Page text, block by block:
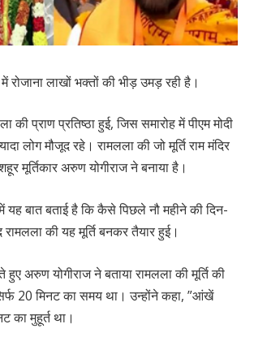
रोजाना लाखों भक्तों की भीड़ उमड़ रही है।
की प्राण प्रतिष्ठा हुई, जिस समारोह में पीएम मोदी
लोग मौजूद रहे। रामलला की जो मूर्ति राम मंदिर
मूर्तिकार अरुण योगीराज ने बनाया है।
यह बात बताई है कि कैसे पिछले नौ महीने की दिन-
की यह मूर्ति बनकर तैयार हुई।
हुए अरुण योगीराज ने बताया रामलला की मूर्ति की
20 मिनट का समय था। उन्होंने कहा, ”आंखें
का मुहूर्त था।